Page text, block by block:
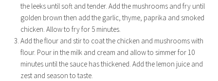
the leeks until soft and tender. Add the mushrooms and fry until
golden brown then add the garlic, thyme, paprika and smoked
chicken. Allow to fry for 5 minutes.
Add the flour and stir to coat the chicken and mushrooms with
flour. Pour in the milk and cream and allow to simmer for 10
minutes until the sauce has thickened. Add the lemon juice and
zest and season to taste.